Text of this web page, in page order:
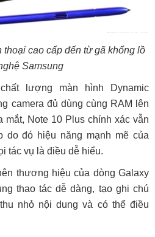
cao cấp đến từ gã khổng lồ
Samsung
lượng màn hình Dynamic
camera đủ dùng cùng RAM lên
Note 10 Plus chính xác vẫn
do đó hiệu năng mạnh mẽ của
tác vụ là điều dễ hiểu.
thương hiệu của dòng Galaxy
thao tác dễ dàng, tạo ghi chú
nhỏ nội dung và có thể điều